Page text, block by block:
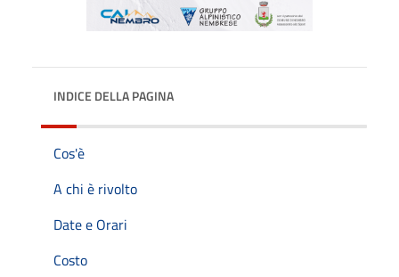
INDICE DELLA PAGINA
Cos'è
A chi è rivolto
Date e Orari
Costo